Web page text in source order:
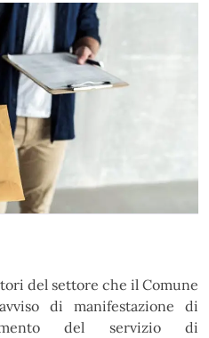
del settore che il Comune
di manifestazione di
del servizio di